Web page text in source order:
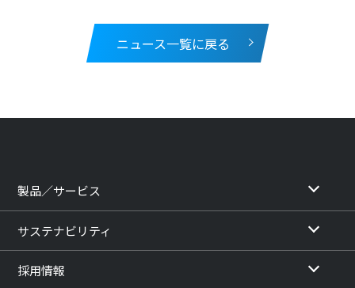
ニュース一覧に戻る
製品／サービス
サステナビリティ
採用情報